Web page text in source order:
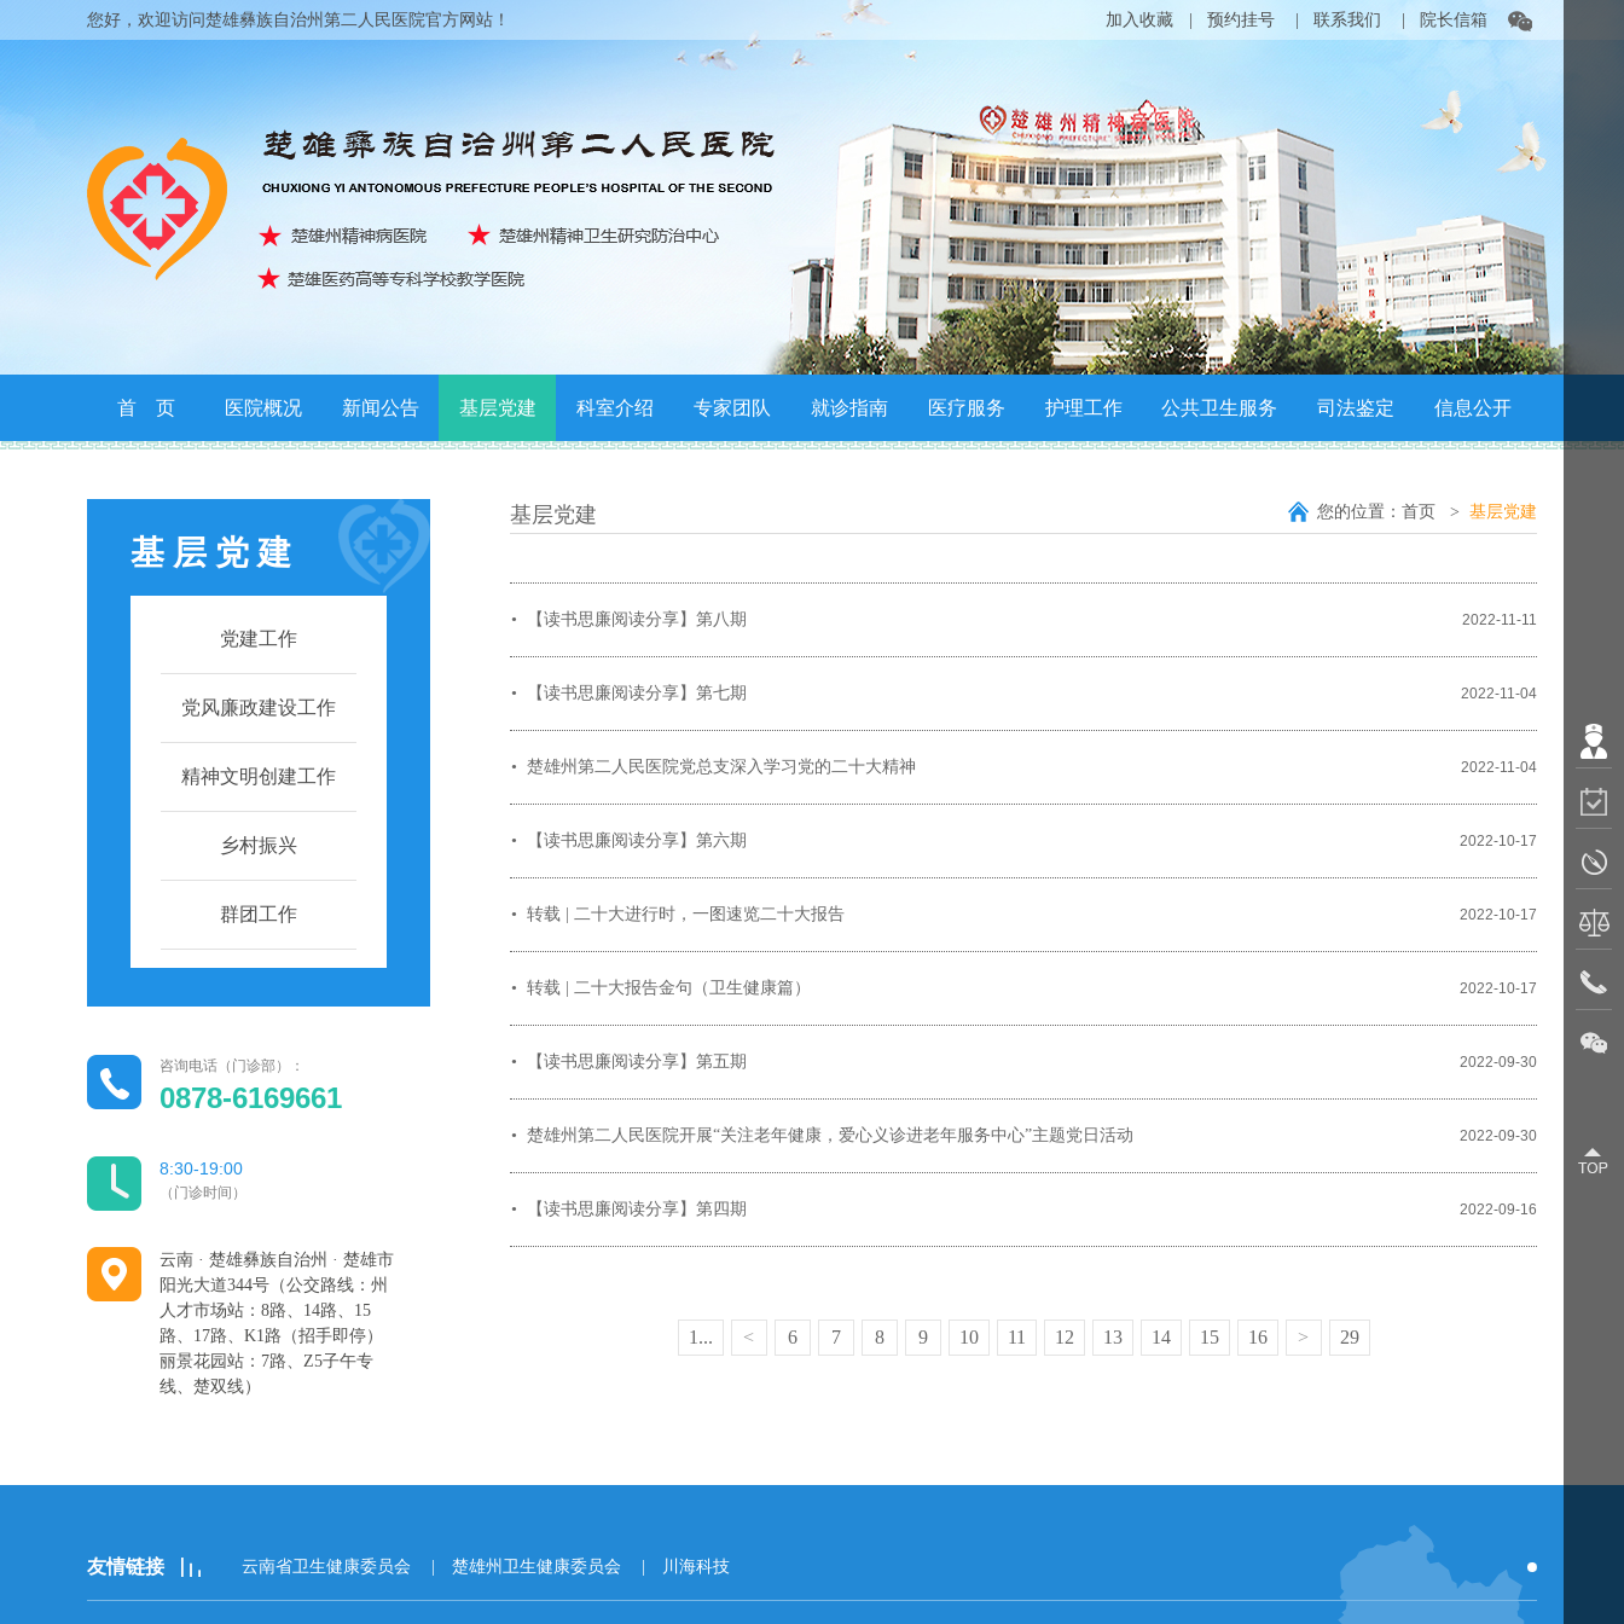
您好，欢迎访问楚雄彝族自治州第二人民医院官方网站！ 加入收藏 预约挂号 联系我们 院长信箱
首 页 医院概况 新闻公告 基层党建 科室介绍 专家团队 就诊指南 医疗服务 护理工作 公共卫生服务 司法鉴定 信息公开
基 层 党 建
党建工作
党风廉政建设工作
精神文明创建工作
乡村振兴
群团工作
咨询电话（门诊部）：
0878-6169661
8:30-19:00
（门诊时间）
云南 · 楚雄彝族自治州 · 楚雄市
阳光大道344号（公交路线：州
人才市场站：8路、14路、15
路、17路、K1路（招手即停）
丽景花园站：7路、Z5子午专
线、楚双线）
基层党建 您的位置： 首页 基层党建
【读书思廉阅读分享】第八期 2022-11-11
【读书思廉阅读分享】第七期 2022-11-04
楚雄州第二人民医院党总支深入学习党的二十大精神 2022-11-04
【读书思廉阅读分享】第六期 2022-10-17
转载 | 二十大进行时，一图速览二十大报告 2022-10-17
转载 | 二十大报告金句（卫生健康篇） 2022-10-17
【读书思廉阅读分享】第五期 2022-09-30
楚雄州第二人民医院开展“关注老年健康，爱心义诊进老年服务中心”主题党日活动 2022-09-30
【读书思廉阅读分享】第四期 2022-09-16
1... < 6 7 8 9 10 11 12 13 14 15 16 > 29
友情链接 云南省卫生健康委员会 楚雄州卫生健康委员会 川海科技